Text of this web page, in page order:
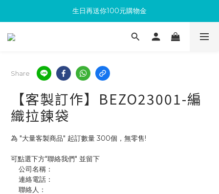
滿300回饋10%購物金
生日再送你100元購物金
加入成為新會員 馬上領取50元購物金
Share
【客製訂作】BEZO23001-編
織拉鍊袋
為 "大量客製商品" 起訂數量 300個，無零售!
可點選下方"聯絡我們" 並留下
    公司名稱：
    連絡電話：
    聯絡人：